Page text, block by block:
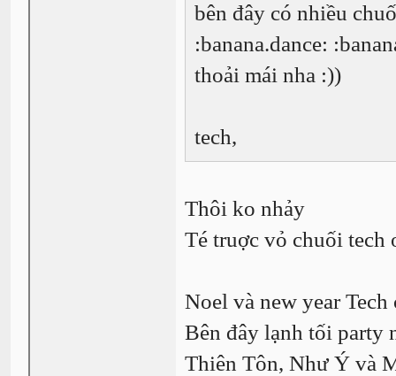
bên đây có nhiều
:banana.dance:
thoải mái nha :))
tech,
Thôi ko nhảy
Té truợc vỏ chuối
Noel và new year Tech
Bên đây lạnh tối party
Thiên Tôn, Như Ý và